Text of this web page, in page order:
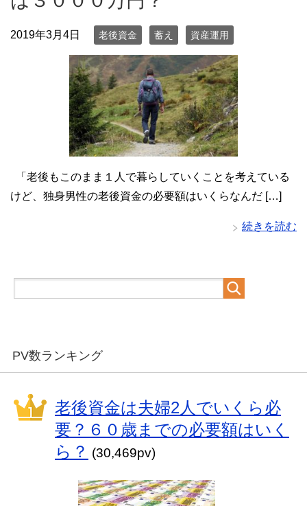
2019年3月4日 老後資金 蓄え 資産運用
「老後もこのまま１人で暮らしていくことを考えている
けど、独身男性の老後資金の必要額はいくらなんだ […]
続きを読む
PV数ランキング
老後資金は夫婦2人でいくら必
要？６０歳までの必要額はいく
ら？ (30,469pv)